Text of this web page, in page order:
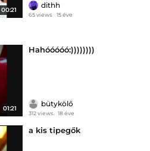
00:21
dithh
65 views 15 éve
01:21
Hahóóóóó:))))))))
bütykölő
312 views 18 éve
a kis tipegők